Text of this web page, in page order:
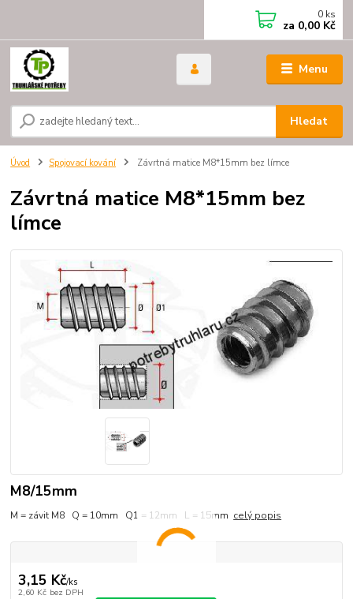
Menu
Hledat
0 ks
za 0,00 Kč
Úvod Spojovací kování Závrtná matice M8*15mm bez límce
Závrtná matice M8*15mm bez
límce
M8/15mm
M = závit M8 Q = 10mm Q1 = 12mm L = 15mm celý popis
3,15 Kč/ks
2,60 Kč bez DPH